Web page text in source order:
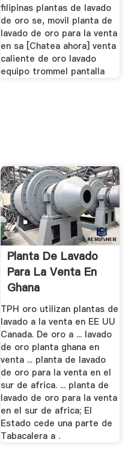
filipinas plantas de lavado
de oro se, movil planta de
lavado de oro para la venta
en sa [Chatea ahora] venta
caliente de oro lavado
equipo trommel pantalla
Planta De Lavado
Para La Venta En
Ghana
TPH oro utilizan plantas de
lavado a la venta en EE UU
Canada. De oro a ... lavado
de oro planta ghana en
venta ... planta de lavado
de oro para la venta en el
sur de africa. ... planta de
lavado de oro para la venta
en el sur de africa; El
Estado cede una parte de
Tabacalera a .